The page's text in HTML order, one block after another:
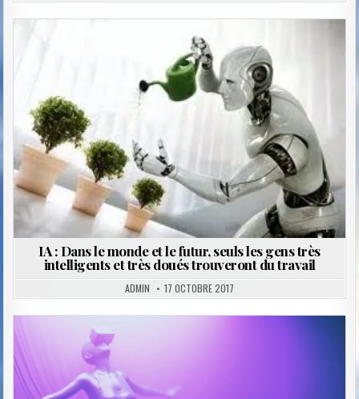
IA : Dans le monde et le futur, seuls les gens très
intelligents et très doués trouveront du travail
ADMIN 17 OCTOBRE 2017
Posted
in